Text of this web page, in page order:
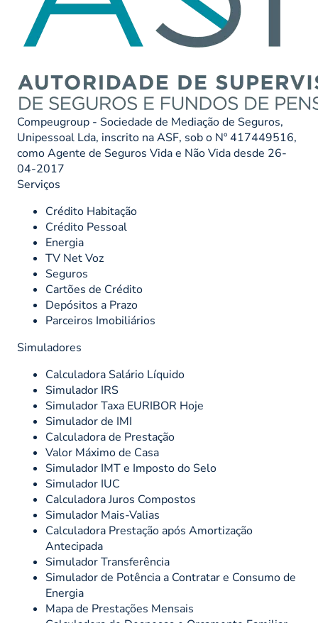
Compeugroup - Sociedade de Mediação de Seguros,
Unipessoal Lda, inscrito na ASF, sob o Nº 417449516,
como Agente de Seguros Vida e Não Vida desde 26-
04-2017
Serviços
Crédito Habitação
Crédito Pessoal
Energia
TV Net Voz
Seguros
Cartões de Crédito
Depósitos a Prazo
Parceiros Imobiliários
Simuladores
Calculadora Salário Líquido
Simulador IRS
Simulador Taxa EURIBOR Hoje
Simulador de IMI
Calculadora de Prestação
Valor Máximo de Casa
Simulador IMT e Imposto do Selo
Simulador IUC
Calculadora Juros Compostos
Simulador Mais-Valias
Calculadora Prestação após Amortização
Antecipada
Simulador Transferência
Simulador de Potência a Contratar e Consumo de
Energia
Mapa de Prestações Mensais